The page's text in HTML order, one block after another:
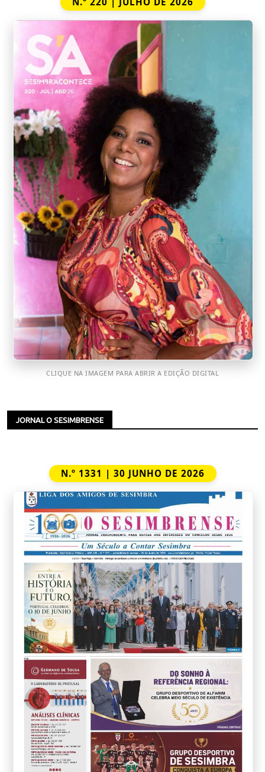
CLIQUE NA IMAGEM PARA ABRIR A EDIÇÃO DIGITAL
JORNAL O SESIMBRENSE
N.º 1331 | 30 JUNHO DE 2026